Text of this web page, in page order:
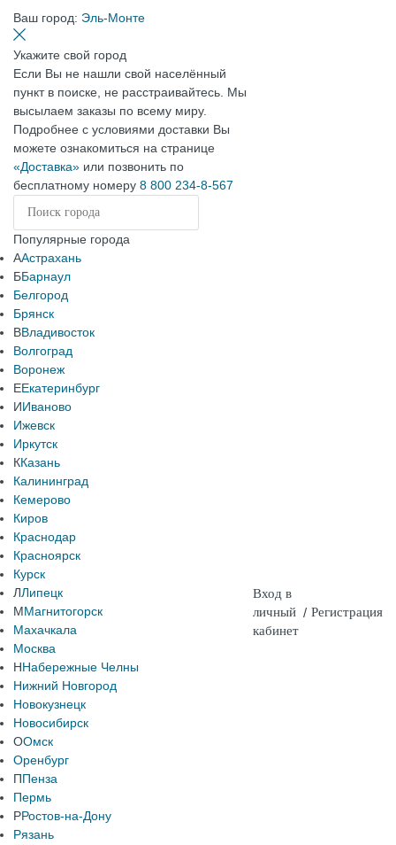
Ваш город: Эль-Монте
Укажите свой город
Если Вы не нашли свой населённый
пункт в поиске, не расстраивайтесь. Мы
высылаем заказы по всему миру.
Подробнее с условиями доставки Вы
можете ознакомиться на странице
«Доставка» или позвонить по
бесплатному номеру 8 800 234-8-567
Популярные города
ААстрахань
ББарнаул
Белгород
Брянск
ВВладивосток
Волгоград
Воронеж
ЕЕкатеринбург
ИИваново
Ижевск
Иркутск
ККазань
Калининград
Кемерово
Киров
Краснодар
Красноярск
Курск
ЛЛипецк
ММагнитогорск
Махачкала
Москва
ННабережные Челны
Нижний Новгород
Новокузнецк
Новосибирск
ООмск
Оренбург
ППенза
Пермь
РРостов-на-Дону
Рязань
Вход в
личный
кабинет
/ Регистрация